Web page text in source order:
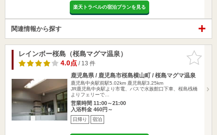
楽天トラベルの宿泊プランを見る
関連情報から探す
お気に入
りに追加
レインボー桜島（桜島マグマ温泉）
4.0点/ 13 件
鹿児島県 / 鹿児島市桜島横山町 / 桜島マグマ温泉
鹿児島中央駅前駅5.02km 鹿児島駅3.25km
JR鹿児島中央駅より市電、バスで水族館口下車、桜島桟橋
よりフェリーで…
営業時間 11:00～21:00
入浴料金 460円～
日帰り 宿泊